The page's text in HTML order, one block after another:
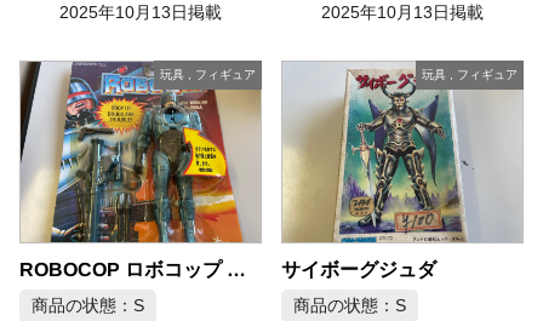
2025年10月13日掲載 2025年10月13日掲載
玩具, フィギュア
ROBOCOP ロボコップ トーキング フィギュア
商品の状態：S
玩具 , フィギュア
サイボーグジュダ
商品の状態：S